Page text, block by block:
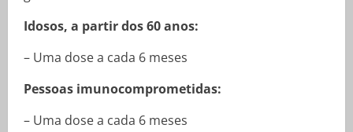
Idosos, a partir dos 60 anos:
– Uma dose a cada 6 meses
Pessoas imunocomprometidas:
– Uma dose a cada 6 meses